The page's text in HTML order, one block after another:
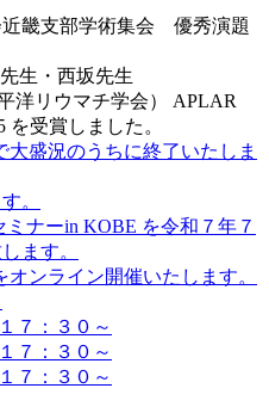
近畿支部学術集会 優秀演題
先生・西坂先生
洋リウマチ学会） APLAR
を受賞しました。
大盛況のうちに終了いたしま
。
ナーin KOBE を令和７年７
ます。
オンライン開催いたします。
７：３０～
７：３０～
７：３０～